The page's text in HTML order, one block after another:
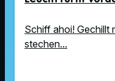
Schiff ahoi! Gechillt
stechen...